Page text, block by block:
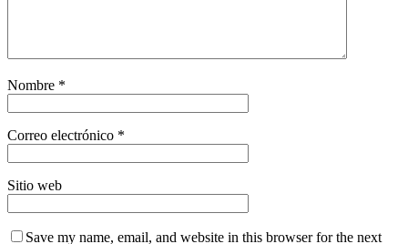
Nombre *
Correo electrónico *
Sitio web
Save my name, email, and website in this browser for the next